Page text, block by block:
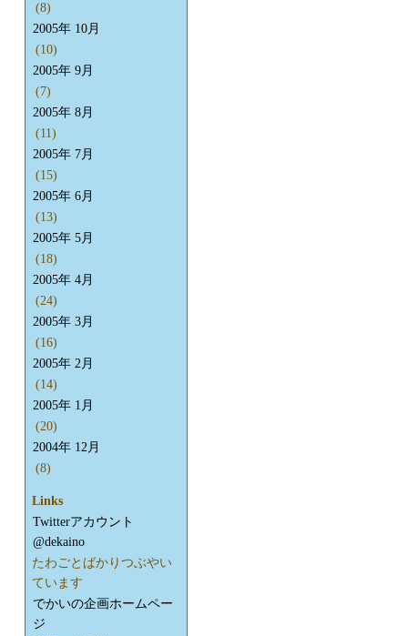
(8)
2005年 10月
(10)
2005年 9月
(7)
2005年 8月
(11)
2005年 7月
(15)
2005年 6月
(13)
2005年 5月
(18)
2005年 4月
(24)
2005年 3月
(16)
2005年 2月
(14)
2005年 1月
(20)
2004年 12月
(8)
Links
Twitterアカウント
@dekaino
たわごとばかりつぶやい
ています
でかいの企画ホームペー
ジ